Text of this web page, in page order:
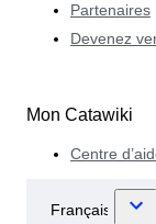
Partenaires
Devenez
Mon Catawiki
Centre